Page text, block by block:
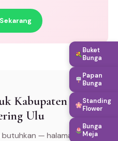
Kabupaten Ogan
Ulu
— halaman khusus
Buket
Bunga
Papan
Bunga
Standing
Flower
Bunga
Meja